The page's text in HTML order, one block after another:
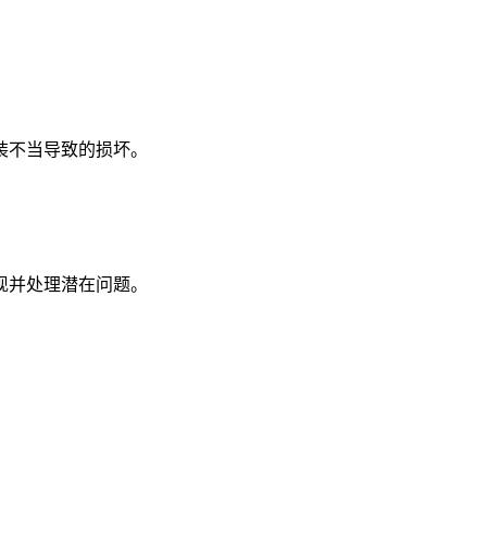
当导致的损坏。
处理潜在问题。